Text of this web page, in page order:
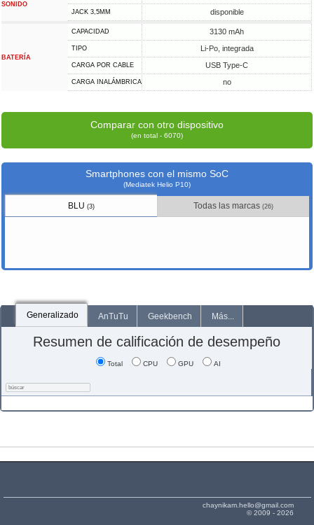
SONIDO
JACK 3,5MM disponible
BATERÍA
CAPACIDAD 3130 mAh
TIPO Li-Po, integrada
CARGA POR CABLE USB Type-C
CARGA INALÁMBRICA no
Comparar con otro dispositivo
(en total - 6070)
Smartphones con el mismo SoC
(Mediatek Helio P10)
BLU (3) Todas las marcas (26)
Generalizado AnTuTu Geekbench Más...
Resumen de calificación de desempeño
Total CPU GPU AI
chaynikam.hello@gmail.com
© 2009 - 2026